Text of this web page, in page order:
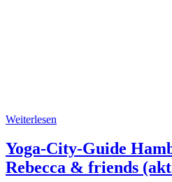
Weiterlesen
Yoga-City-Guide
Rebecca & friends